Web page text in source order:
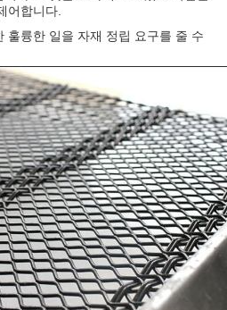
어합니다.
훌륭한 일을 자재 정립 요구를 줄 수